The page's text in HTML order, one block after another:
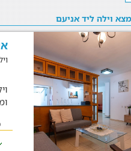
וילה ליד אניעם